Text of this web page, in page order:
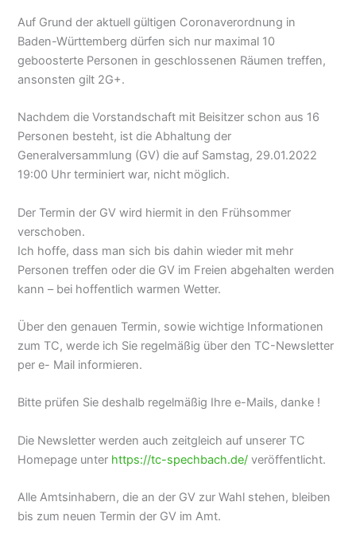
Auf Grund der aktuell gültigen Coronaverordnung in
Baden-Württemberg dürfen sich nur maximal 10
geboosterte Personen in geschlossenen Räumen treffen,
ansonsten gilt 2G+.
Nachdem die Vorstandschaft mit Beisitzer schon aus 16
Personen besteht, ist die Abhaltung der
Generalversammlung (GV) die auf Samstag, 29.01.2022
19:00 Uhr terminiert war, nicht möglich.
Der Termin der GV wird hiermit in den Frühsommer
verschoben.
Ich hoffe, dass man sich bis dahin wieder mit mehr
Personen treffen oder die GV im Freien abgehalten werden
kann – bei hoffentlich warmen Wetter.
Über den genauen Termin, sowie wichtige Informationen
zum TC, werde ich Sie regelmäßig über den TC-Newsletter
per e- Mail informieren.
Bitte prüfen Sie deshalb regelmäßig Ihre e-Mails, danke !
Die Newsletter werden auch zeitgleich auf unserer TC
Homepage unter https://tc-spechbach.de/ veröffentlicht.
Alle Amtsinhabern, die an der GV zur Wahl stehen, bleiben
bis zum neuen Termin der GV im Amt.